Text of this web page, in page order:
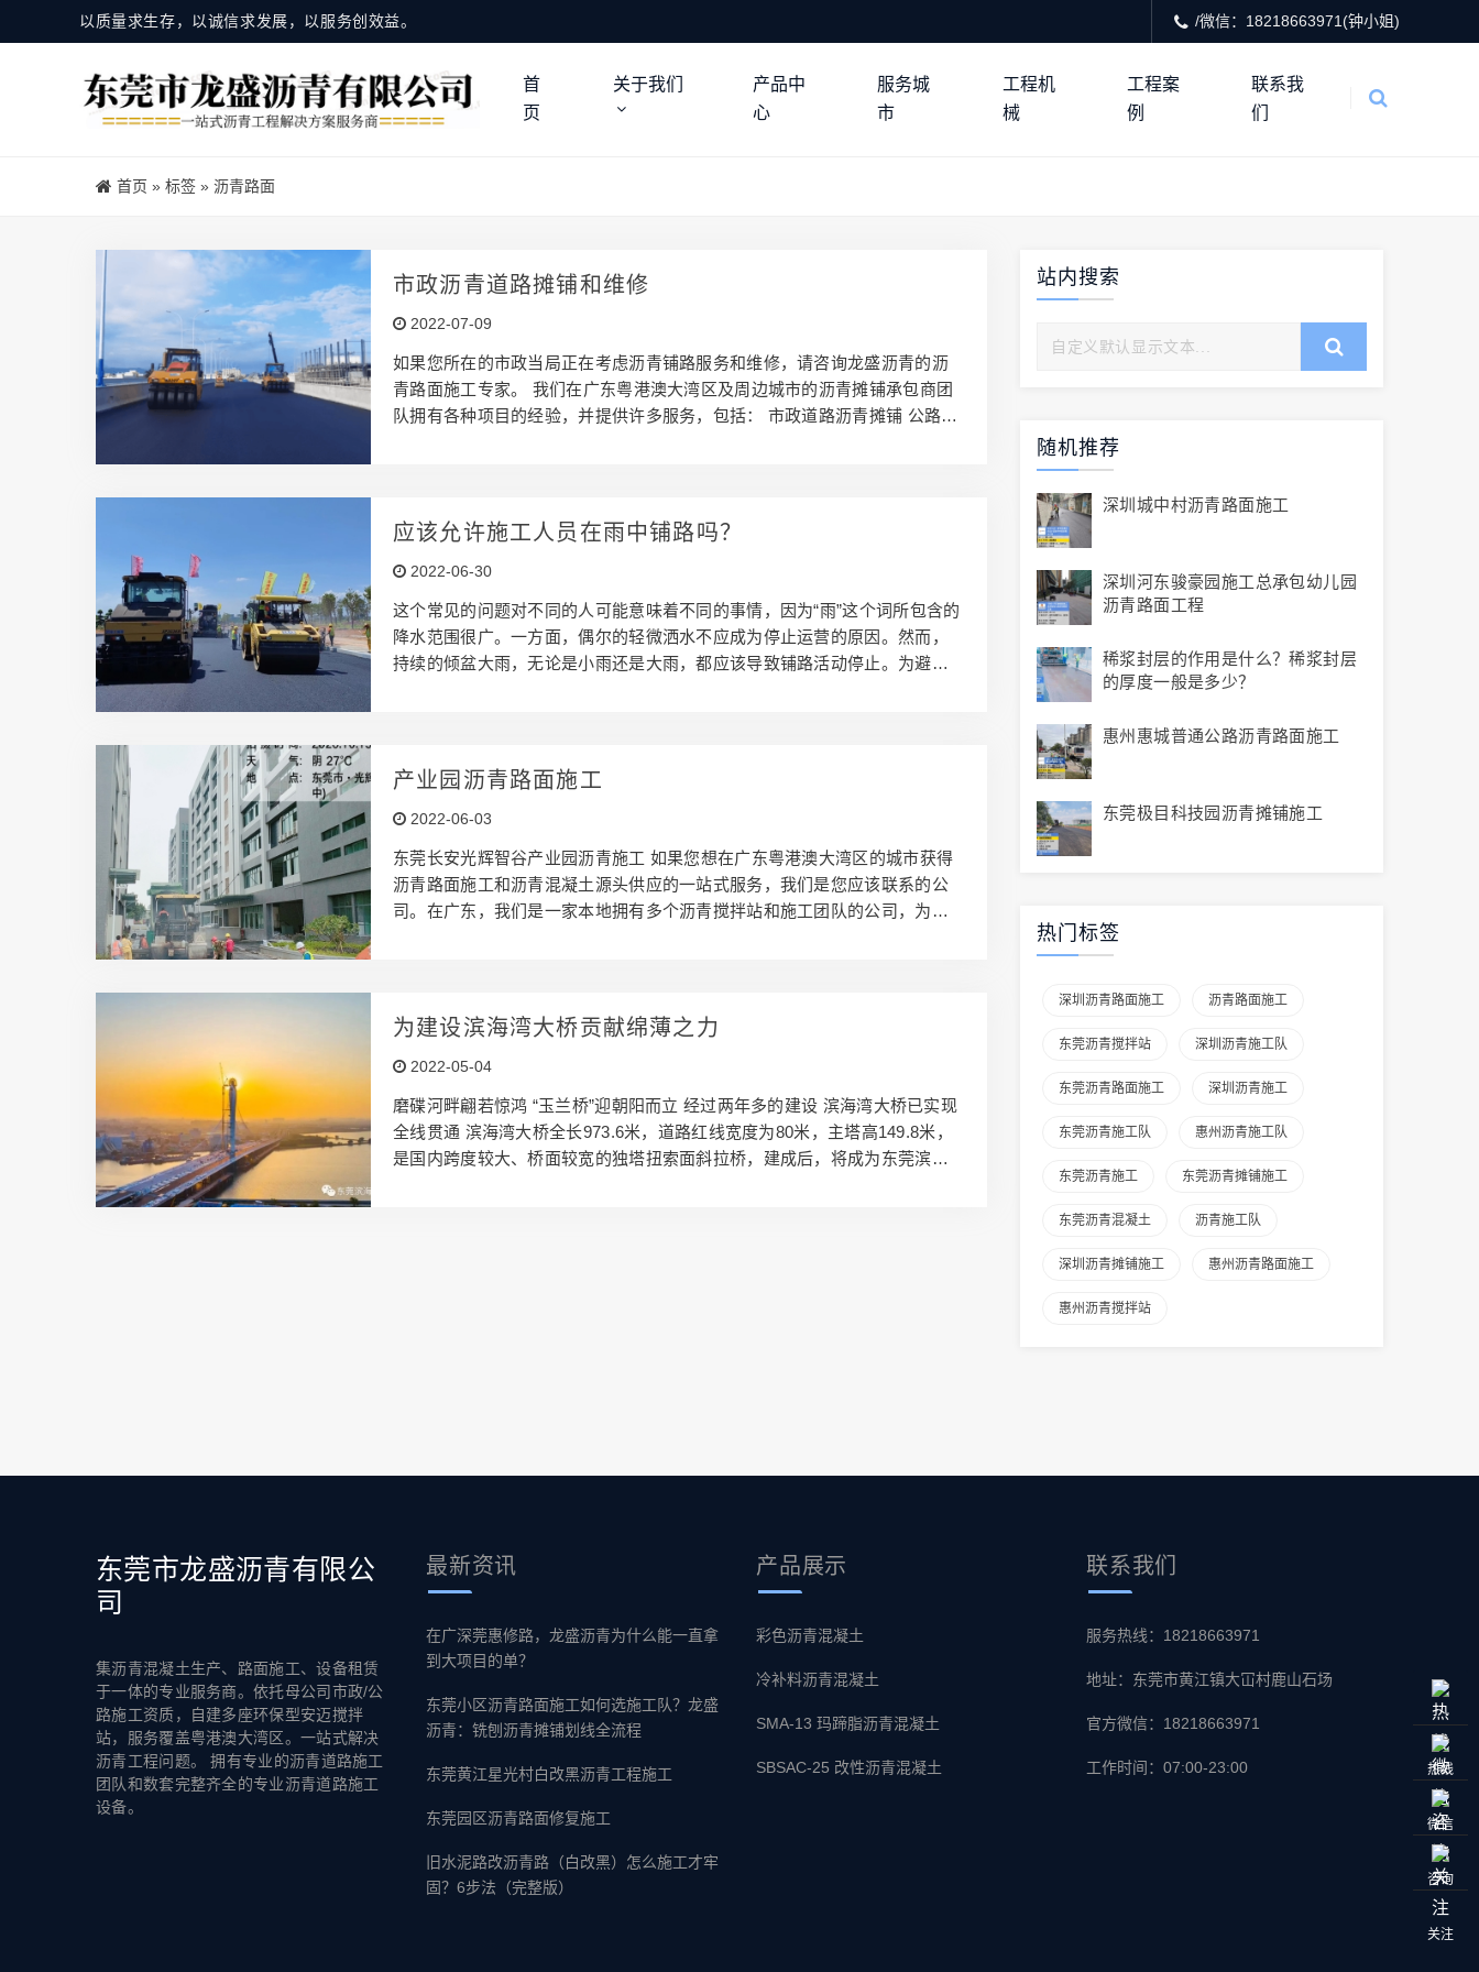
以质量求生存，以诚信求发展，以服务创效益。 /微信：18218663971(钟小姐)
首
页
关于我们
产品中
心
服务城
市
工程机
械
工程案
例
联系我
们
首页 » 标签 » 沥青路面
市政沥青道路摊铺和维修
2022-07-09
如果您所在的市政当局正在考虑沥青铺路服务和维修，请咨询龙盛沥青的沥
青路面施工专家。 我们在广东粤港澳大湾区及周边城市的沥青摊铺承包商团
队拥有各种项目的经验，并提供许多服务，包括： 市政道路沥青摊铺 公路沥
路，龙盛沥青拥有可以帮助您的专业知识。 凭借 10 多年的沥青摊铺经验，我
们可以满足您的沥青摊铺需求。提供大湾区城市地方的专业摊铺服务。
应该允许施工人员在雨中铺路吗？
2022-06-30
这个常见的问题对不同的人可能意味着不同的事情，因为“雨”这个词所包含的
降水范围很广。一方面，偶尔的轻微洒水不应成为停止运营的原因。然而，
持续的倾盆大雨，无论是小雨还是大雨，都应该导致铺路活动停止。为避免
是否下雨，新的路面必须放置在坚固、不屈服的基础上。处理雨时要牢记的
关键思想： 雨水会使沥青混合料冷却，并使获得适当的压实更加困难 沥青升
降机必须能够正确粘合在一起，并且水分可能会阻碍这种粘合 覆盖有 …
产业园沥青路面施工
2022-06-03
东莞长安光辉智谷产业园沥青施工 如果您想在广东粤港澳大湾区的城市获得
沥青路面施工和沥青混凝土源头供应的一站式服务，我们是您应该联系的公
司。在广东，我们是一家本地拥有多个沥青搅拌站和施工团队的公司，为当
为建设滨海湾大桥贡献绵薄之力
2022-05-04
磨碟河畔翩若惊鸿 “玉兰桥”迎朝阳而立 经过两年多的建设 滨海湾大桥已实现
全线贯通 滨海湾大桥全长973.6米，道路红线宽度为80米，主塔高149.8米，
是国内跨度较大、桥面较宽的独塔扭索面斜拉桥，建成后，将成为东莞滨海
站内搜索
随机推荐
深圳城中村沥青路面施工
深圳河东骏豪园施工总承包幼儿园
沥青路面工程
稀浆封层的作用是什么？稀浆封层
的厚度一般是多少？
惠州惠城普通公路沥青路面施工
东莞极目科技园沥青摊铺施工
热门标签
深圳沥青路面施工 沥青路面施工
东莞沥青搅拌站 深圳沥青施工队
东莞沥青路面施工 深圳沥青施工
东莞沥青施工队 惠州沥青施工队
东莞沥青施工 东莞沥青摊铺施工
东莞沥青混凝土 沥青施工队
深圳沥青摊铺施工 惠州沥青路面施工
惠州沥青搅拌站
东莞市龙盛沥青有限公
司
集沥青混凝土生产、路面施工、设备租赁
于一体的专业服务商。依托母公司市政/公
路施工资质，自建多座环保型安迈搅拌
站，服务覆盖粤港澳大湾区。一站式解决
沥青工程问题。 拥有专业的沥青道路施工
团队和数套完整齐全的专业沥青道路施工
设备。
最新资讯
在广深莞惠修路，龙盛沥青为什么能一直拿
到大项目的单？
东莞小区沥青路面施工如何选施工队？龙盛
沥青：铣刨沥青摊铺划线全流程
东莞黄江星光村白改黑沥青工程施工
东莞园区沥青路面修复施工
旧水泥路改沥青路（白改黑）怎么施工才牢
固？6步法（完整版）
产品展示
彩色沥青混凝土
冷补料沥青混凝土
SMA-13 玛蹄脂沥青混凝土
SBSAC-25 改性沥青混凝土
联系我们
服务热线：18218663971
地址：东莞市黄江镇大冚村鹿山石场
官方微信：18218663971
工作时间：07:00-23:00 热线
微信
咨询
关注